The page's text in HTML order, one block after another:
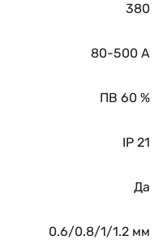
380
80-500 A
ПВ 60 %
IP 21
Да
0.6/0.8/1/1.2 мм